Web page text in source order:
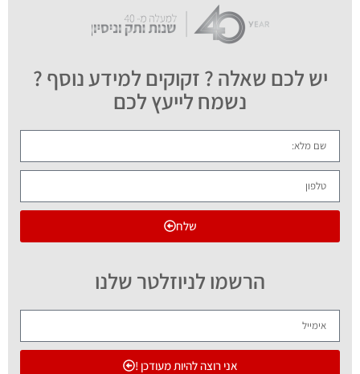
יש לכם שאלה ? זקוקים למידע נוסף ?
נשמח לייעץ לכם
שלח
הרשמו לניוזלטר שלנו
אני רוצה להיות מעודכן !